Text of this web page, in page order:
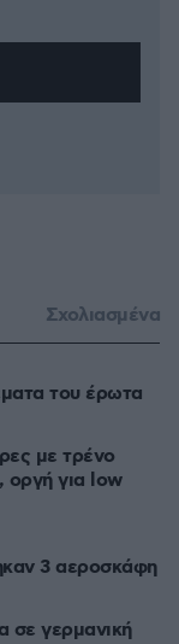
Σχολιασμένα
του έρωτα
με τρένο
οργή για low
3 αεροσκάφη
σε γερμανική